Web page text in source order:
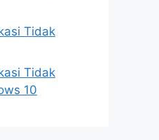
Tidak
Tidak
10